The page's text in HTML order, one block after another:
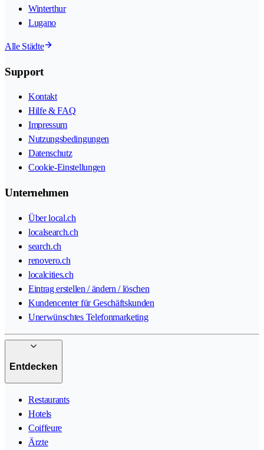
Winterthur
Lugano
Alle Städte
Support
Kontakt
Hilfe & FAQ
Impressum
Nutzungsbedingungen
Datenschutz
Cookie-Einstellungen
Unternehmen
Über local.ch
localsearch.ch
search.ch
renovero.ch
localcities.ch
Eintrag erstellen / ändern / löschen
Kundencenter für Geschäftskunden
Unerwünschtes Telefonmarketing
Entdecken
Restaurants
Hotels
Coiffeure
Ärzte